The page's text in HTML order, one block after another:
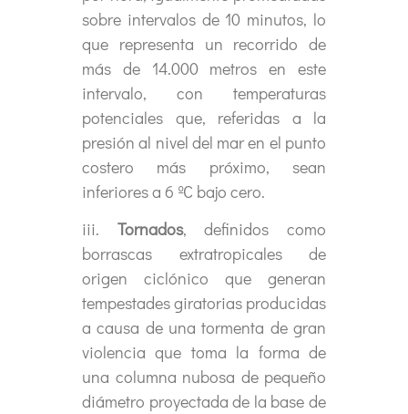
sobre intervalos de 10 minutos, lo
que representa un recorrido de
más de 14.000 metros en este
intervalo, con temperaturas
potenciales que, referidas a la
presión al nivel del mar en el punto
costero más próximo, sean
inferiores a 6 ºC bajo cero.
iii. Tornados, definidos como
borrascas extratropicales de
origen ciclónico que generan
tempestades giratorias producidas
a causa de una tormenta de gran
violencia que toma la forma de
una columna nubosa de pequeño
diámetro proyectada de la base de